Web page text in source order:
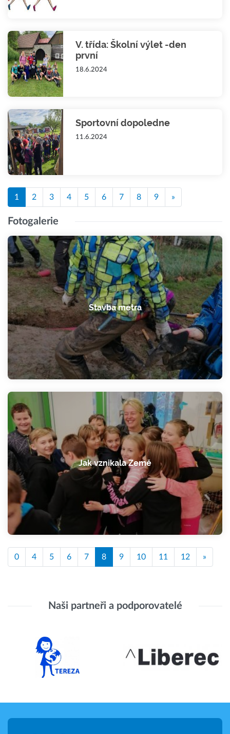
V. třída: Školní výlet -den
první
18.6.2024
Sportovní dopoledne
11.6.2024
1 2 3 4 5 6 7 8 9 »
Fotogalerie
Stavba metra
Jak vznikala Země
0 4 5 6 7 8 9 10 11 12 »
Naši partneři a podporovatelé